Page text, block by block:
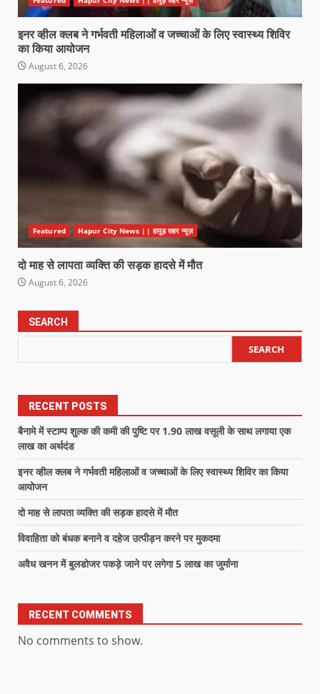
इनर व्हील क्लब ने गर्भवती महिलाओं व जच्चाओं के लिए स्वास्थ्य शिविर
का किया आयोजन
August 6, 2026
Featured Hapur City News || हापुड़ शहर न्यूज़
दो माह से लापता व्यक्ति की सड़क हादसे में मौत
August 6, 2026
SEARCH
SEARCH
RECENT POSTS
बैनामे में स्टाम्प शुल्क की कमी की पुष्टि पर 1.90 लाख वसूली के साथ लगाया एक
लाख का अर्थदंड
इनर व्हील क्लब ने गर्भवती महिलाओं व जच्चाओं के लिए स्वास्थ्य शिविर का किया
आयोजन
दो माह से लापता व्यक्ति की सड़क हादसे में मौत
विवाहिता को बंधक बनाने व दहेज उत्पीड़न करने पर मुकदमा
अवैध खनन में बुलडोजर पकड़े जाने पर लगेगा 5 लाख का जुर्माना
RECENT COMMENTS
No comments to show.